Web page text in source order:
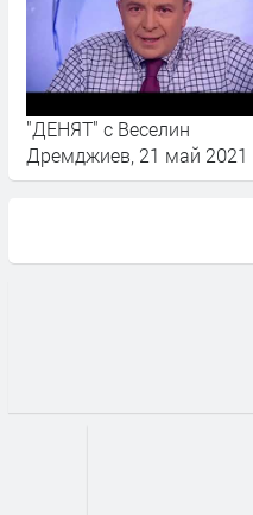
"ДЕНЯТ" с Веселин
Дремджиев, 21 май 2021